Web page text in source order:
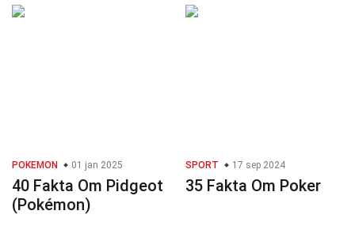
POKEMON 01 jan 2025
40 Fakta Om Pidgeot
(Pokémon)
SPORT 17 sep 2024
35 Fakta Om Poker